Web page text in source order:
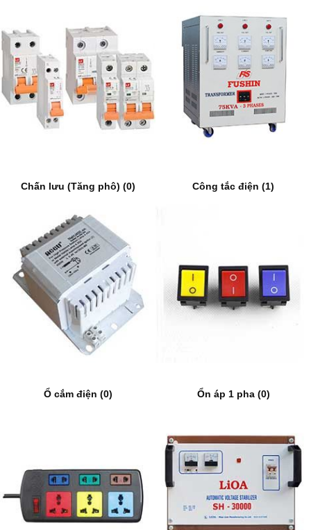
Chấn lưu (Tăng phô) (0) Công tắc điện (1)
Ổ cắm điện (0) Ổn áp 1 pha (0)